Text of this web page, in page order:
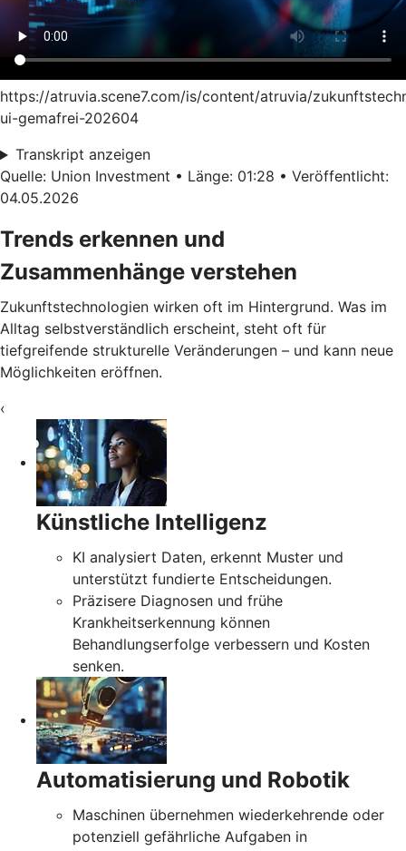
https://atruvia.scene7.com/is/content/atruvia/
ui-gemafrei-202604
Transkript anzeigen
Quelle: Union Investment • Länge: 01:28 • Veröffentlicht:
04.05.2026
Trends erkennen und
Zusammenhänge verstehen
Zukunftstechnologien wirken oft im Hintergrund. Was im
Alltag selbstverständlich erscheint, steht oft für
tiefgreifende strukturelle Veränderungen – und kann neue
Möglichkeiten eröffnen.
‹
Künstliche Intelligenz
KI analysiert Daten, erkennt Muster und
unterstützt fundierte Entscheidungen.
Präzisere Diagnosen und frühe
Krankheitserkennung können
Behandlungserfolge verbessern und Kosten
senken.
Automatisierung und Robotik
Maschinen übernehmen wiederkehrende oder
potenziell gefährliche Aufgaben in